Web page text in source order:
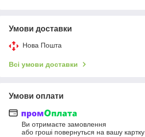
Умови доставки
Нова Пошта
Всі умови доставки
Умови оплати
Ви отримаєте замовлення
або гроші повернуться на вашу картку